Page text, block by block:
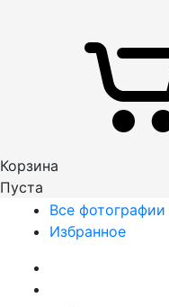
Корзина
Пуста
Все фотографии
Избранное